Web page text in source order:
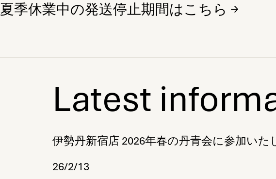
夏季休業中の発送停止期間はこちら →
Latest
伊勢丹新宿店 2026年春の丹青会に参加いた
26/2/13